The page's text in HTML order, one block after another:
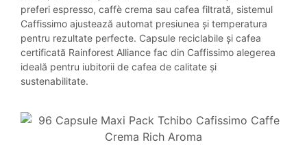
preferi espresso, caffè crema sau cafea filtrată, sistemul
Caffissimo ajustează automat presiunea și temperatura
pentru rezultate perfecte. Capsule reciclabile și cafea
certificată Rainforest Alliance fac din Caffissimo alegerea
ideală pentru iubitorii de cafea de calitate și
sustenabilitate.